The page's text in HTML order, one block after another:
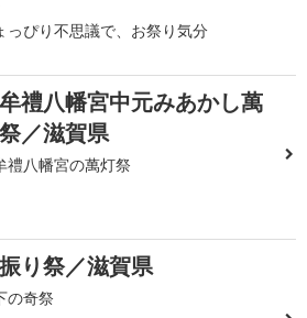
っぴり不思議で、お祭り気分
禮八幡宮中元みあかし萬
／滋賀県
禮八幡宮の萬灯祭
り祭／滋賀県
の奇祭